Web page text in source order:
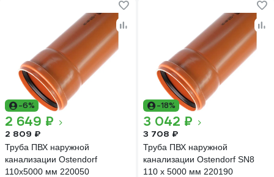
-6%
2 649 ₽
2 809 ₽
Труба ПВХ наружной
канализации Ostendorf
110х5000 мм 220050
-18%
3 042 ₽
3 708 ₽
Труба ПВХ наружной
канализации Ostendorf SN8
110 х 5000 мм 220190